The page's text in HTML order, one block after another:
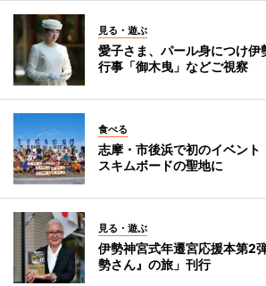
見る・遊ぶ
愛子さま、パール身につけ
行事「御木曳」などご視察
食べる
志摩・市後浜で初のイベン
スキムボードの聖地に
見る・遊ぶ
伊勢神宮式年遷宮応援本第
勢さん』の旅」刊行